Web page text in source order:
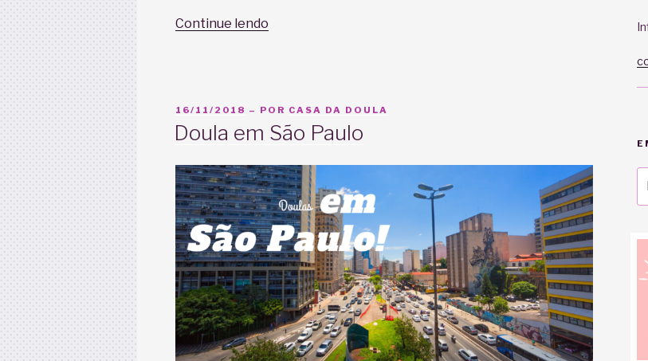
Continue lendo
quando
a
estoura.”
PUBLICADO
16/11/2018 – POR CASA DA DOULA
Doula em São Paulo